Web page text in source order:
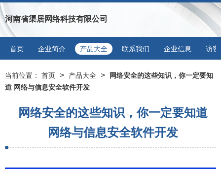
河南省渠居网络科技有限公司
首页 企业简介 产品大全 联系我们 企业信息 访客
当前位置： 首页 > 产品大全 >
网络安全的这些知识，你一定要知
道 网络与信息安全软件开发
网络安全的这些知识，你一定要知道
网络与信息安全软件开发